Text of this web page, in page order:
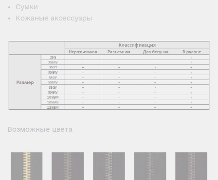
Сумки
Кожаные аксессуары
Возможные цвета